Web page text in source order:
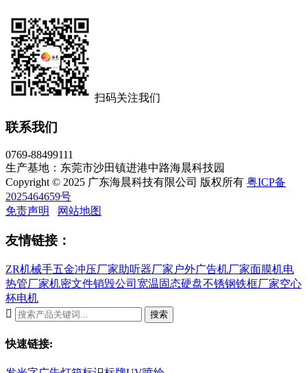
扫码关注我们
联系我们
0769-88499111
生产基地：东莞市沙田镇进港中路海晨科技园
Copyright © 2025 广东海晨科技有限公司 版权所有 粤ICP备
2025464659号
免责声明
网站地图
友情链接：
ZR机械手五金冲压厂家助听器厂家 户外广告机厂家面膜机电
热管厂家机密文件销毁公司 宽温固态硬盘不锈钢铁框厂家空心
杯电机

搜索
快速链接: